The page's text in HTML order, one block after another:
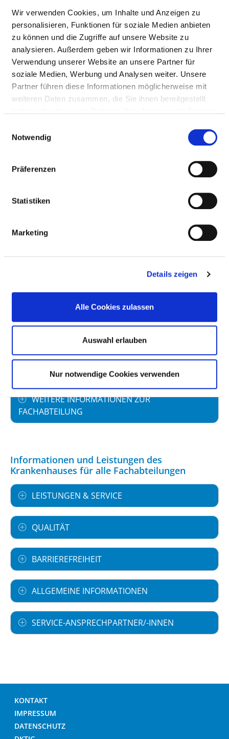
Wir verwenden Cookies, um Inhalte und Anzeigen zu
personalisieren, Funktionen für soziale Medien anbieten
zu können und die Zugriffe auf unsere Website zu
analysieren. Außerdem geben wir Informationen zu Ihrer
Verwendung unserer Website an unsere Partner für
soziale Medien, Werbung und Analysen weiter. Unsere
Partner führen diese Informationen möglicherweise mit
weiteren Daten zusammen, die Sie ihnen bereitgestellt
Notwendig
Präferenzen
Statistiken
Marketing
Details zeigen
Alle Cookies zulassen
Auswahl erlauben
Nur notwendige Cookies verwenden
Mail:ed.grebmerps-suahneknark@hcilliz
Mit Notfallambulanz
Anfahrt
Ärztliche Leitung
Dipl.-Med. Uwe Zillich (Chefarzt Traumatologie und
Dr. med. Marek Frackowiak (Chefarzt Allgemein- und
Viszeralchirurgie)
PERSONELLE AUSSTATTUNG
FACHEXPERTISE UND WEITERBILDUNG
MEDIZINISCHES LEISTUNGSANGEBOT MIT
WEITERE INFORMATIONEN ZUR
FACHABTEILUNG
Informationen und Leistungen des
Krankenhauses für alle Fachabteilungen
LEISTUNGEN & SERVICE
QUALITÄT
BARRIEREFREIHEIT
ALLGEMEINE INFORMATIONEN
SERVICE-ANSPRECHPARTNER/-INNEN
KONTAKT
IMPRESSUM
DATENSCHUTZ